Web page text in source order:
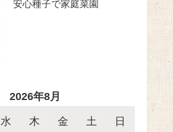
安心種子で家庭菜園
2026年8月
水 木 金 土 日